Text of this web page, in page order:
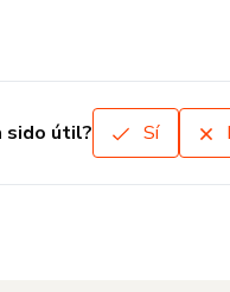
sido útil? Sí